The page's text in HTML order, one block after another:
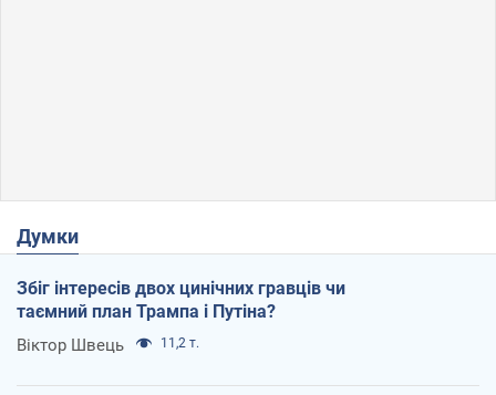
Думки
Збіг інтересів двох цинічних гравців чи
таємний план Трампа і Путіна?
Віктор Швець 11,2 т.